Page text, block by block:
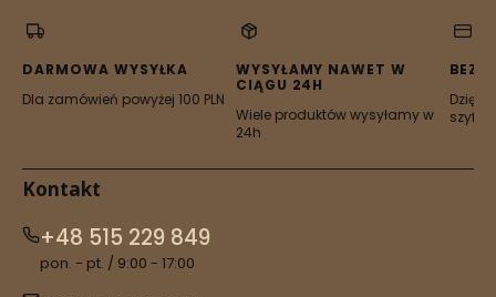
nowej
nowej
DARMOWA WYSYŁKA
Dla zamówień powyżej 100 PLN
WYSYŁAMY NAWET W
CIĄGU 24H
Wiele produktów wysyłamy w
24h
Dzięki
Kontakt
+48 515 229 849
pon. - pt. / 9:00 - 17:00